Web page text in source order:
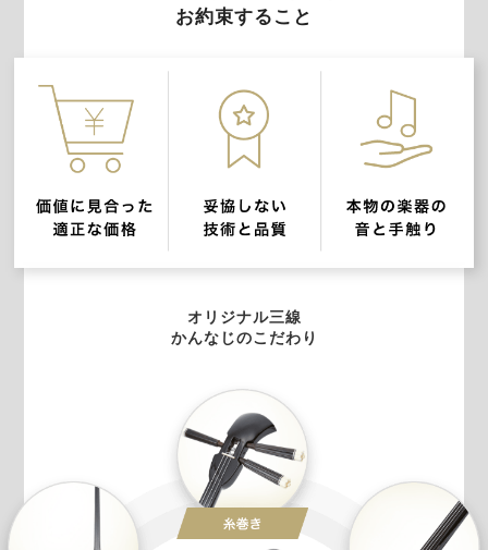
お約束すること
オリジナル三線
かんなじのこだわり